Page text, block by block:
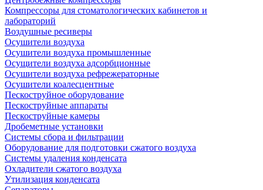
Компрессоры для стоматологических кабинетов и
лабораторий
Воздушные ресиверы
Осушители воздуха
Осушители воздуха промышленные
Осущители воздуха адсорбционные
Осушители воздуха рефрежераторные
Осушители коалесцентные
Пескоструйное оборудование
Пескоструйные аппараты
Пескоструйные камеры
Дробеметные установки
Системы сбора и фильтрации
Оборудование для подготовки сжатого воздуха
Системы удаления конденсата
Охладители сжатого воздуха
Утилизация конденсата